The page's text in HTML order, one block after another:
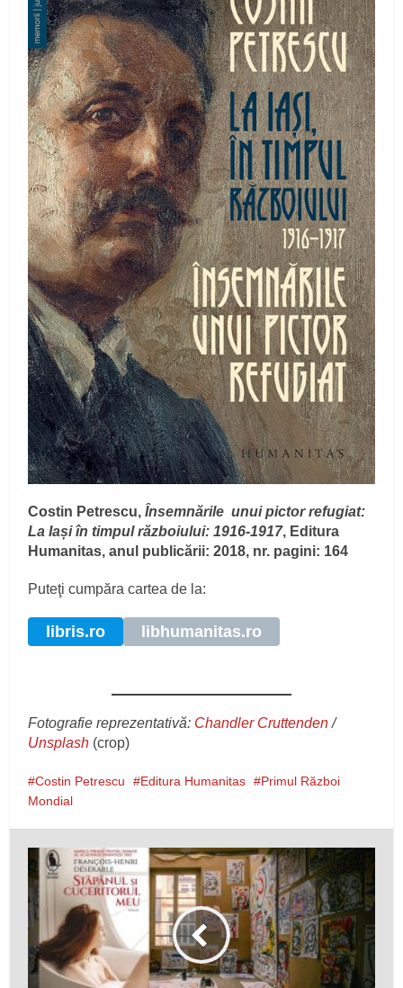
Costin Petrescu,Însemnările unui pictor refugiat:
La Iași în timpul războiului: 1916-1917, Editura
Humanitas, anul publicării: 2018, nr. pagini: 164
Puteţi cumpăra cartea de la:
libris.ro libhumanitas.ro
Fotografie reprezentativă: Chandler Cruttenden/
Unsplash (crop)
Costin Petrescu Editura Humanitas
Primul Război
Mondial